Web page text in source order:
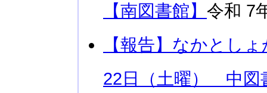
【南図書館】 令和 7
【報告】なかとし
22日（土曜） 中図